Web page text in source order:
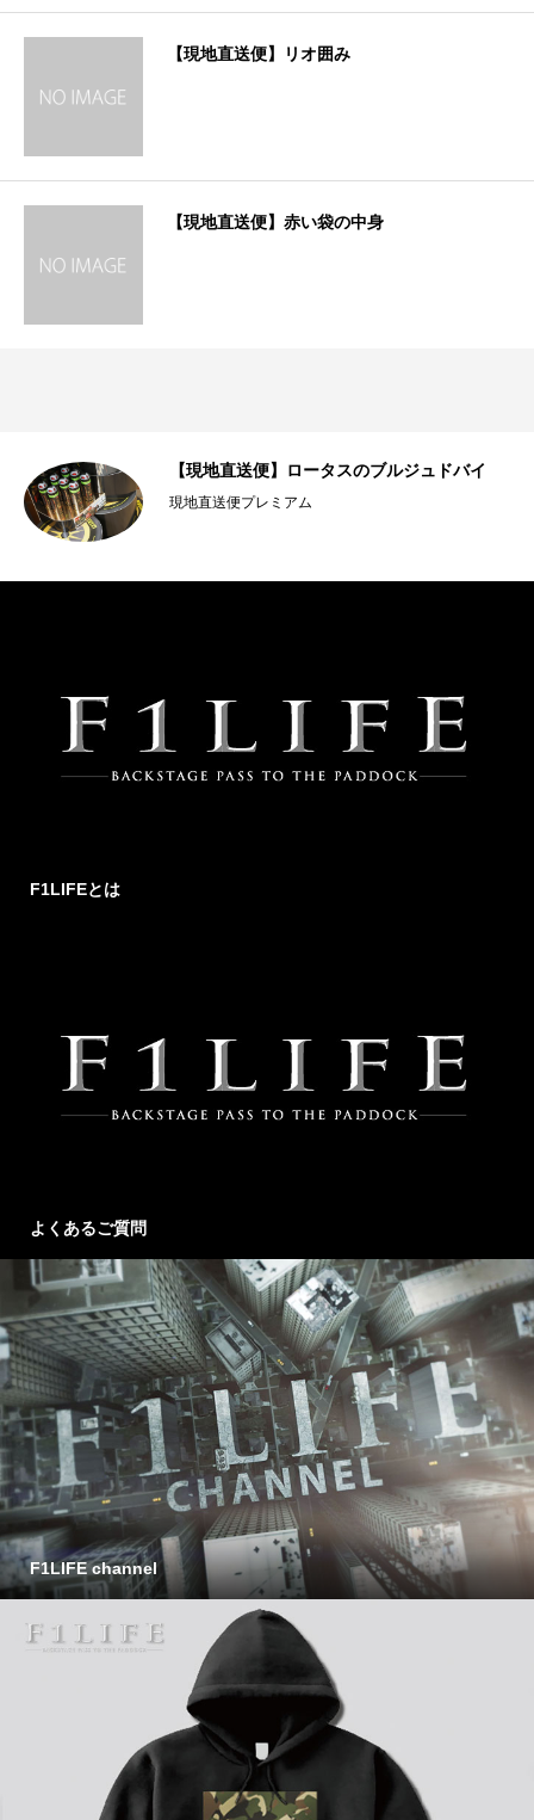
【現地直送便】リオ囲み
【現地直送便】赤い袋の中身
【現地直送便】ロータスのブルジュドバイ
現地直送便プレミアム
F1LIFEとは
よくあるご質問
F1LIFE channel